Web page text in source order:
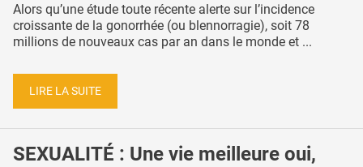
Alors qu’une étude toute récente alerte sur l’incidence
croissante de la gonorrhée (ou blennorragie), soit 78
millions de nouveaux cas par an dans le monde et ...
LIRE LA SUITE
SEXUALITÉ : Une vie meilleure oui,